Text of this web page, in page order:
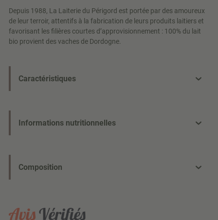
Depuis 1988, La Laiterie du Périgord est portée par des amoureux
de leur terroir, attentifs à la fabrication de leurs produits laitiers et
favorisant les filières courtes d’approvisionnement : 100% du lait
bio provient des vaches de Dordogne.
Caractéristiques
Informations nutritionnelles
Composition